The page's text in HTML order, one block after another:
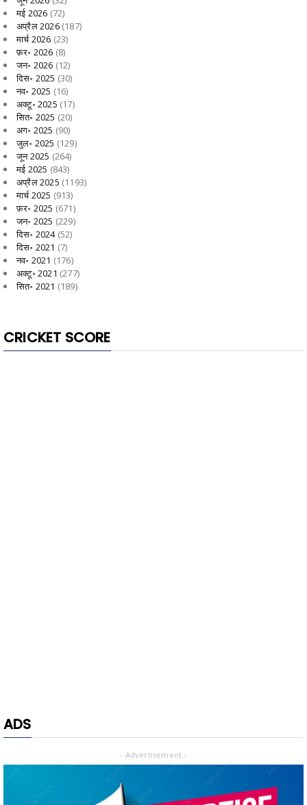
मई 2026 (72)
अप्रैल 2026(187)
मार्च 2026 (23)
फ़र॰ 2026 (8)
जन॰ 2026 (12)
दिस॰ 2025 (30)
नव॰ 2025 (16)
अक्टू॰ 2025 (17)
सित॰ 2025 (20)
अग॰ 2025 (90)
जुल॰ 2025 (129)
जून 2025 (264)
मई 2025 (843)
अप्रैल 2025 (1193)
मार्च 2025 (913)
फ़र॰ 2025 (671)
जन॰ 2025 (229)
दिस॰ 2024(52)
दिस॰ 2021 (7)
नव॰ 2021 (176)
अक्टू॰ 2021 (277)
सित॰ 2021 (189)
CRICKET SCORE
ADS
- Advertisement -